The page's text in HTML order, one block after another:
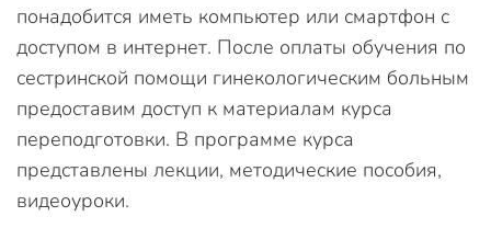
понадобится иметь компьютер или смартфон с
доступом в интернет. После оплаты обучения по
сестринской помощи гинекологическим больным
предоставим доступ к материалам курса
переподготовки. В программе курса
представлены лекции, методические пособия,
видеоуроки.